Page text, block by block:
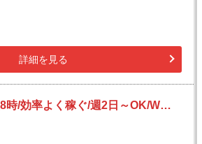
詳細を見る
【深夜】23時～翌8時/効率よく稼ぐ/週2日～OK/Wワークや副業にも/夜勤の仕分けバイト